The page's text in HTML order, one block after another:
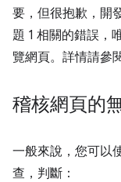
要，但很抱歉，開
題 1 相關的錯誤，
覽網頁。詳情請參
稽核網頁的
一般來說，您可以
查，判斷：